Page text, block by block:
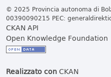
© 2025 Provincia autonoma di
00390090215 PEC:
CKAN API
Open Knowledge Foundation
Realizzato conCKAN